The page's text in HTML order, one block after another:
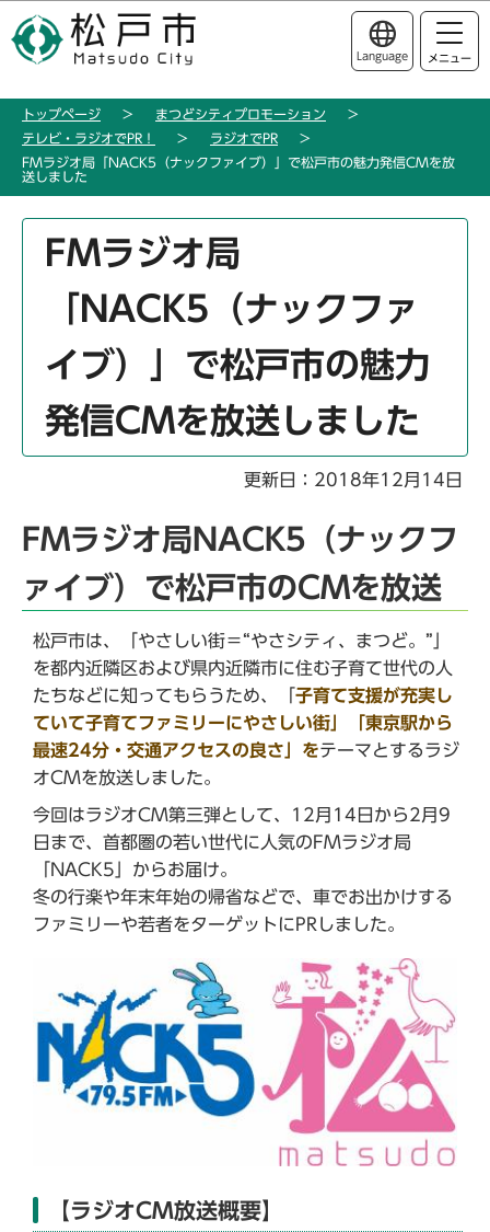
の
ー
このページの本文へ移動
Language メニュー
トップページ
まつどシティプロモーション
テレビ・ラジオでPR！
ラジオでPR
FMラジオ局「NACK5（ナックファイブ）」で松戸市の魅力発信CMを放
送しました
FMラジオ局
「NACK5（ナックファ
イブ）」で松戸市の魅力
発信CMを放送しました
更新日：2018年12月14日
FMラジオ局NACK5（ナックフ
ァイブ）で松戸市のCMを放送
松戸市は、「やさしい街＝“やさシティ、まつど。”」
を都内近隣区および県内近隣市に住む子育て世代の人
たちなどに知ってもらうため、「子育て支援が充実し
ていて子育てファミリーにやさしい街」「東京駅から
最速24分・交通アクセスの良さ」をテーマとするラジ
オCMを放送しました。
今回はラジオCM第三弾として、12月14日から2月9
日まで、首都圏の若い世代に人気のFMラジオ局
「NACK5」からお届け。
冬の行楽や年末年始の帰省などで、車でお出かけする
ファミリーや若者をターゲットにPRしました。
【ラジオCM放送概要】